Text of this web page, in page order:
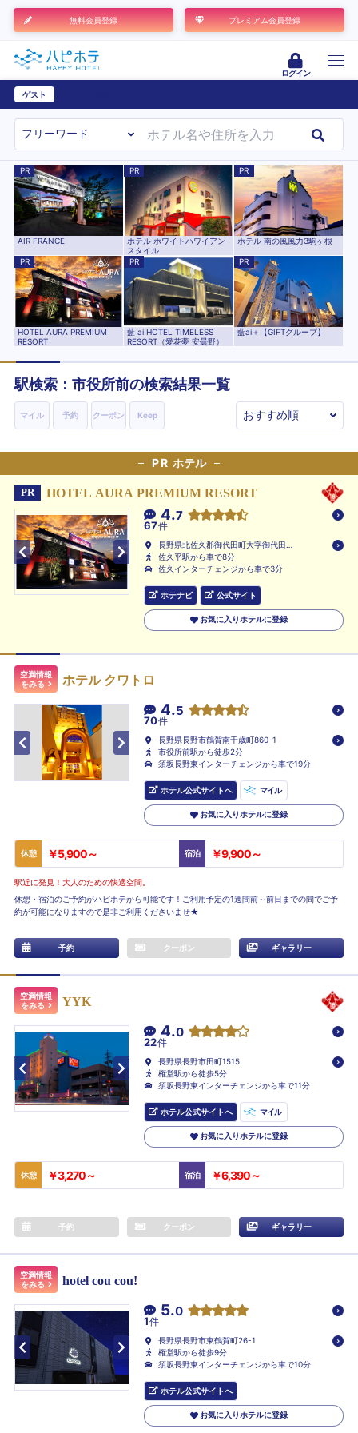
無料会員登録 プレミアム会員登録
ログイン
ゲスト
PR
AIR FRANCE
PR
ホテル ホワイトハワイアン
スタイル
PR
ホテル 南の風風力3駒ヶ根
PR
HOTEL AURA PREMIUM
RESORT
PR
藍 ai HOTEL TIMELESS
RESORT（愛花夢 安曇野）
PR
藍ai＋【GIFTグループ】
駅検索： 市役所前の検索結果一覧
マイル 予約 クーポン Keep
PR ホテル
PR HOTEL AURA PREMIUM RESORT
4.7
67件
長野県北佐久郡御代田町大字御代田
1138-9
佐久平駅から車で8分
佐久インターチェンジから車で3分
ホテナビ 公式サイト
お気に入りホテルに登録
空満情報
をみる
ホテル クワトロ
4.5
70件
長野県長野市鶴賀南千歳町860-1
市役所前駅から徒歩2分
須坂長野東インターチェンジから車で19分
ホテル公式サイトへ マイル
お気に入りホテルに登録
休憩 ￥5,900～ 宿泊 ￥9,900～
駅近に発見！大人のための快適空間。
休憩・宿泊のご予約がハピホテから可能です！ご利用予定の1週間前～前日までの間でご予
約が可能になりますので是非ご利用くださいませ★
予約 クーポン ギャラリー
空満情報
をみる
YYK
4.0
22件
長野県長野市田町1515
権堂駅から徒歩5分
須坂長野東インターチェンジから車で11分
ホテル公式サイトへ マイル
お気に入りホテルに登録
休憩 ￥3,270～ 宿泊 ￥6,390～
予約 クーポン ギャラリー
空満情報
をみる
hotel cou cou!
5.0
1件
長野県長野市東鶴賀町26-1
権堂駅から徒歩9分
須坂長野東インターチェンジから車で10分
ホテル公式サイトへ
お気に入りホテルに登録